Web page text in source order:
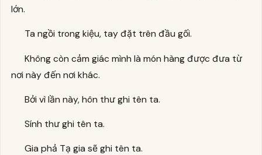
lớn.
Ta ngồi trong kiệu, tay đặt trên đầu gối.
Không còn cảm giác mình là món hàng được đưa từ
nơi này đến nơi khác.
Bởi vì lần này, hôn thư ghi tên ta.
Sính thư ghi tên ta.
Gia phả Tạ gia sẽ ghi tên ta.